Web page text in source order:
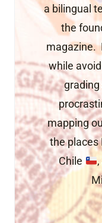
a bilingual
the
magazine.
while
mapping
the places
Chile